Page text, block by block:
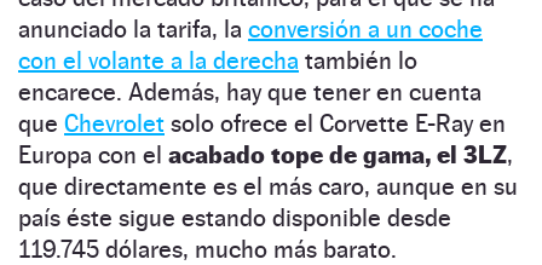
anunciado la tarifa, la conversión a un coche
con el volante a la derecha también lo
encarece. Además, hay que tener en cuenta
que Chevrolet solo ofrece el Corvette E-Ray en
Europa con el acabado tope de gama, el 3LZ,
que directamente es el más caro, aunque en su
país éste sigue estando disponible desde
119.745 dólares, mucho más barato.